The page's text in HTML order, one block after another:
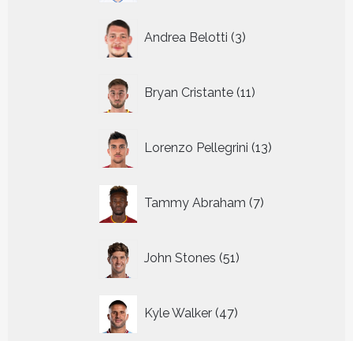
Andrea Belotti 3
producten
Bryan Cristante 11
producten
Lorenzo Pellegrini 13
producten
Tammy Abraham 7
producten
John Stones 51
producten
Kyle Walker 47
producten